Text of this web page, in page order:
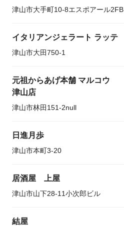
津山市大手町10-8エスポアール2FB
イタリアンジェラート ラッテ
津山市大田750-1
元祖からあげ本舗 マルコウ
津山店
津山市林田151-2null
日進月歩
津山市本町3-20
居酒屋 上屋
津山市山下28-11小次郎ビル
結屋